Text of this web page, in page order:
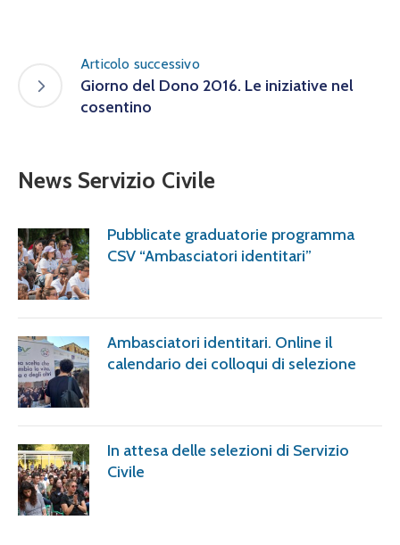
Articolo successivo
Giorno del Dono 2016. Le iniziative nel
cosentino
News Servizio Civile
Pubblicate graduatorie programma
CSV “Ambasciatori identitari”
Ambasciatori identitari. Online il
calendario dei colloqui di selezione
In attesa delle selezioni di Servizio
Civile